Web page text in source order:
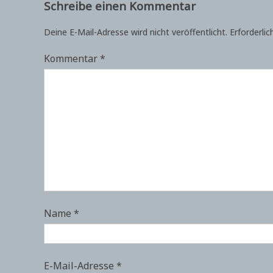
Schreibe einen Kommentar
Deine E-Mail-Adresse wird nicht veröffentlicht.
Kommentar*
Name *
E-Mail-Adresse *